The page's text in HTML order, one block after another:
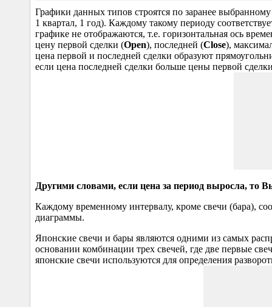
Графики данных типов строятся по заранее
1 квартал, 1 год). Каждому такому периоду
графике не отображаются, т.е. горизонтальная ось
цену первой сделки (Open), последней (Close),
цена первой и последней сделки образуют
если цена последней сделки больше цены первой
Другими словами, если цена за период выросла, то
Каждому временному интервалу, кроме свечи (бара),
диаграммы.
Японские свечи и бары являются одними из самых
основании комбинации трех свечей, где две первые
японские свечи используются для определения